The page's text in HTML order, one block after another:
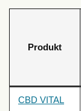
Produkt
CBD VITAL